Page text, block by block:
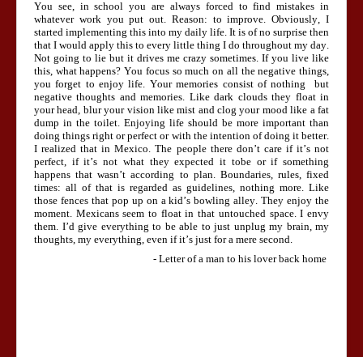
You see, in school you are always forced to find mistakes in
whatever work you put out. Reason: to improve. Obviously, I
started implementing this into my daily life. It is of no surprise then
that I would apply this to every little thing I do throughout my day.
Not going to lie but it drives me crazy sometimes. If you live like
this, what happens? You focus so much on all the negative things,
you forget to enjoy life. Your memories consist of nothing but
negative thoughts and memories. Like dark clouds they float in
your head, blur your vision like mist and clog your mood like a fat
dump in the toilet. Enjoying life should be more important than
doing things right or perfect or with the intention of doing it better.
I realized that in Mexico. The people there don’t care if it’s not
perfect, if it’s not what they expected it tobe or if something
happens that wasn’t according to plan. Boundaries, rules, fixed
times: all of that is regarded as guidelines, nothing more. Like
those fences that pop up on a kid’s bowling alley. They enjoy the
moment. Mexicans seem to float in that untouched space. I envy
them. I’d give everything to be able to just unplug my brain, my
thoughts, my everything, even if it’s just for a mere second.
- Letter of a man to his lover back home